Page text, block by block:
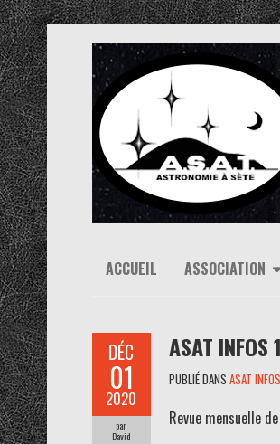
ACCUEIL ASSOCIATION
DÉC
01
2020
par
David
ASAT INFOS
PUBLIÉ DANS ASAT INFOS
Revue mensuelle